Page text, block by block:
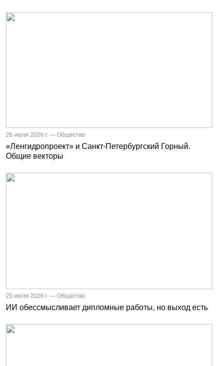
26 июля 2026 г. — Общество
«Ленгидропроект» и Санкт-Петербургский Горный.
Общие векторы
25 июля 2026 г. — Общество
ИИ обессмысливает дипломные работы, но выход есть